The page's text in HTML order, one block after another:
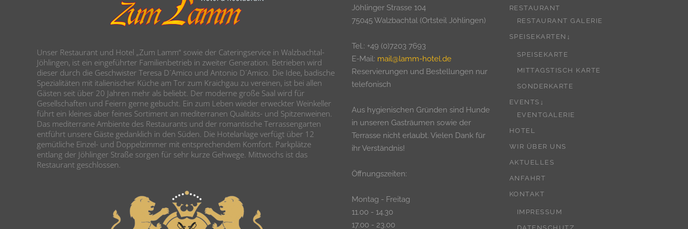
Unser Restaurant und Hotel „Zum Lamm“ sowie der Cateringservice in Walzbachtal-
Jöhlingen, ist ein eingeführter Familienbetrieb in zweiter Generation. Betrieben wird
dieser durch die Geschwister Teresa D´Amico und Antonio D´Amico. Die Idee, badische
Spezialitäten mit italienischer Küche am Tor zum Kraichgau zu vereinen, ist bei allen
Gästen seit über 20 Jahren mehr als beliebt. Der moderne große Saal wird für
Gesellschaften und Feiern gerne gebucht. Ein zum Leben wieder erweckter Weinkeller
führt ein kleines aber feines Sortiment an mediterranen Qualitäts- und Spitzenweinen.
Das mediterrane Ambiente des Restaurants und der romantische Terrassengarten
entführt unsere Gäste gedanklich in den Süden. Die Hotelanlage verfügt über 12
gemütliche Einzel- und Doppelzimmer mit entsprechendem Komfort. Parkplätze
entlang der Jöhlinger Straße sorgen für sehr kurze Gehwege. Mittwochs ist das
Restaurant geschlossen.
Jöhlinger Strasse 104
75045 Walzbachtal (Ortsteil Jöhlingen)
Tel.: +49 (0)7203 7693
E-Mail: mail@lamm-hotel.de
Reservierungen und Bestellungen nur
telefonisch
Aus hygienischen Gründen sind Hunde
in unseren Gasträumen sowie der
Terrasse nicht erlaubt. Vielen Dank für
ihr Verständnis!
Öffnungszeiten:
Montag - Freitag
11.00 - 14.30
17.00 - 23.00
RESTAURANT
RESTAURANT GALERIE
SPEISEKARTEN↓
SPEISEKARTE
MITTAGSTISCH KARTE
SONDERKARTE
EVENTS↓
EVENTGALERIE
HOTEL
WIR ÜBER UNS
AKTUELLES
ANFAHRT
KONTAKT
IMPRESSUM